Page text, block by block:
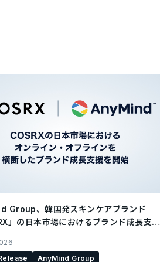
Group、韓国発スキンケアブランド
」の日本市場におけるブランド成長支援
AnyMind Group